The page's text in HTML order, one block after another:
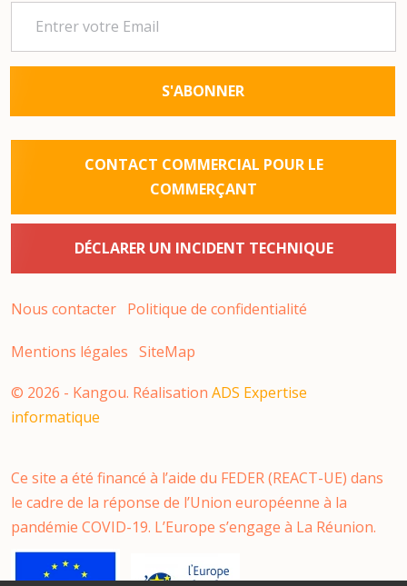
S'ABONNER
CONTACT COMMERCIAL POUR LE
COMMERÇANT
DÉCLARER UN INCIDENT TECHNIQUE
Nous contacter Politique de confidentialité
Mentions légales SiteMap
© 2026 - Kangou. Réalisation ADS Expertise
informatique
Ce site a été financé à l’aide du FEDER (REACT-UE) dans
le cadre de la réponse de l’Union européenne à la
pandémie COVID-19. L’Europe s’engage à La Réunion.